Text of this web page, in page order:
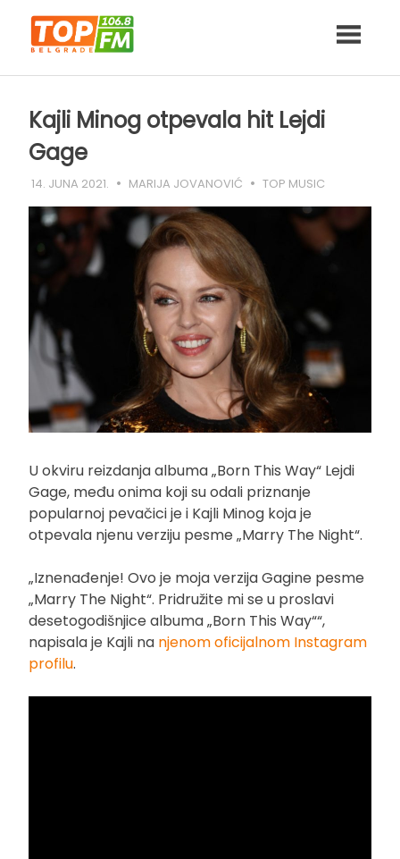
content
Kajli Minog otpevala hit Lejdi
Gage
14. JUNA 2021. MARIJA JOVANOVIĆ TOP MUSIC
U okviru reizdanja albuma „Born This Way“ Lejdi
Gage, među onima koji su odali priznanje
popularnoj pevačici je i Kajli Minog koja je
otpevala njenu verziju pesme „Marry The Night“.
„Iznenađenje! Ovo je moja verzija Gagine pesme
„Marry The Night“. Pridružite mi se u proslavi
desetogodišnjice albuma „Born This Way““,
napisala je Kajli na njenom oficijalnom Instagram
profilu.